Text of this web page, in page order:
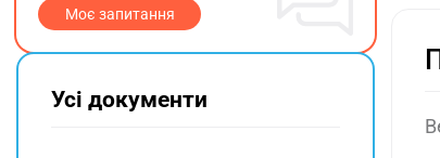
Моє запитання
Усі документи